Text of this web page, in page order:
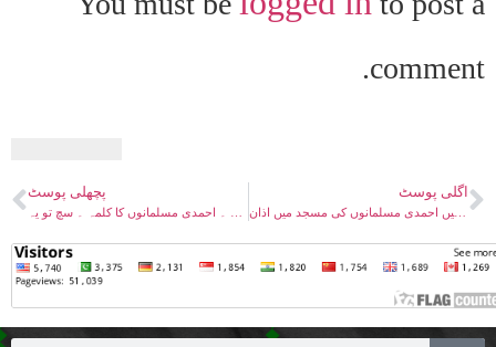
comment.
پچھلی پوسٹ اگلی پوسٹ
یوکے میں احمدی مسلمانوں کی مسجد میں اذان